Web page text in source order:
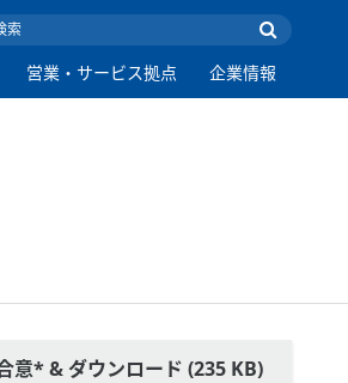
営業・サービス拠点 企業情報
意* & ダウンロード (235 KB)